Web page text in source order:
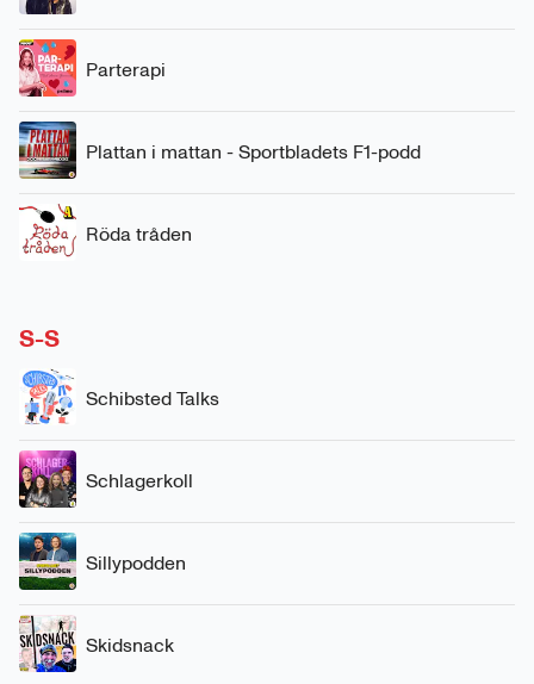
Parterapi
Plattan i mattan - Sportbladets F1-podd
Röda tråden
S-S
Schibsted Talks
Schlagerkoll
Sillypodden
Skidsnack